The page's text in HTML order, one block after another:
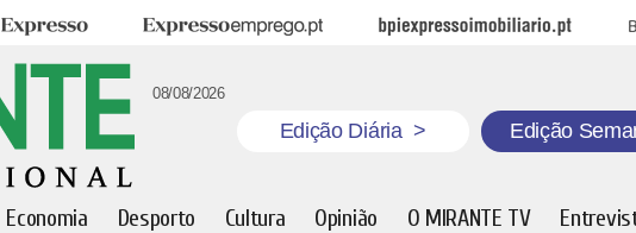
Expresso Expresso Emprego BPI Expresso Imobiliário
08/08/2026
Edição Diária > Edição
Economia Desporto Cultura Opinião O MIRANTE TV